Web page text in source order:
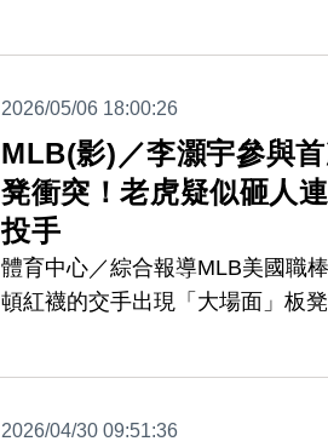
1場。
2026/05/06 18:00:26
MLB(影)／李灝宇參與
凳衝突！老虎疑似砸人
投手
體育中心／綜合報導MLB美國職
頓紅襪的交手出現「大場面」板
2026/04/30 09:51:36